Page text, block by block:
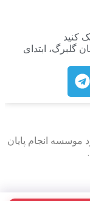
کنید
گلبرگ، ابتدای
انجام پایان